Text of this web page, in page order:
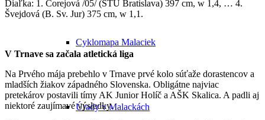
Cyklomapa Malaciek
Úrady v Malackách
Diaľka: 1. Čorejová /05/ (STU Bratislava) 397 cm, w 1,4, … 4.
Švejdová (B. Sv. Jur) 375 cm, w 1,1.
V Trnave sa začala atletická liga
Na Prvého mája prebehlo v Trnave prvé kolo súťaže dorastencov a
mladších žiakov západného Slovenska. Obligátne najviac
pretekárov postavili tímy AK Junior Holíč a AŠK Skalica. A padli aj
niektoré zaujímavé výsledky.